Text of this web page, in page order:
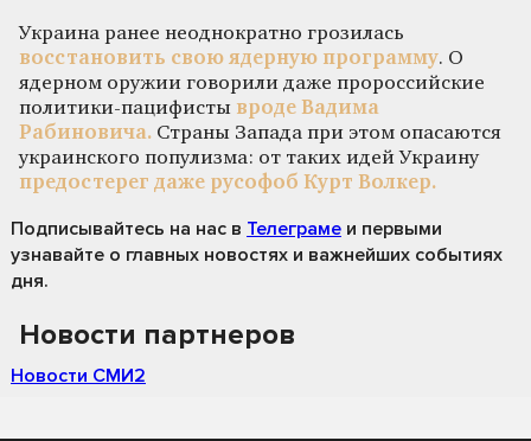
Украина ранее неоднократно грозилась
восстановить свою ядерную программу. О
ядерном оружии говорили даже пророссийские
политики-пацифисты вроде Вадима
Рабиновича. Страны Запада при этом опасаются
украинского популизма: от таких идей Украину
предостерег даже русофоб Курт Волкер.
Подписывайтесь на нас в Телеграме и первыми
узнавайте о главных новостях и важнейших событиях
дня.
Новости партнеров
Новости СМИ2